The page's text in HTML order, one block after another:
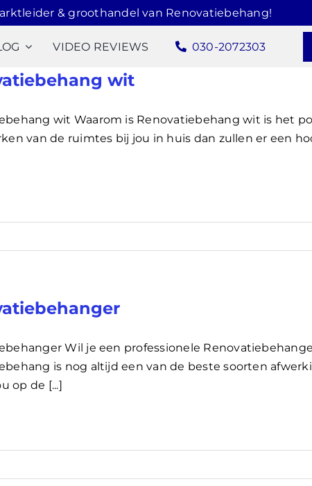
& groothandel van Renovatiebehang!
VIDEO REVIEWS 030-2072303
wit
wit Waarom is Renovatiebehang wit is het
van de ruimtes bij jou in huis dan zullen er een
Wil je een professionele
is nog altijd een van de beste soorten
op de [...]